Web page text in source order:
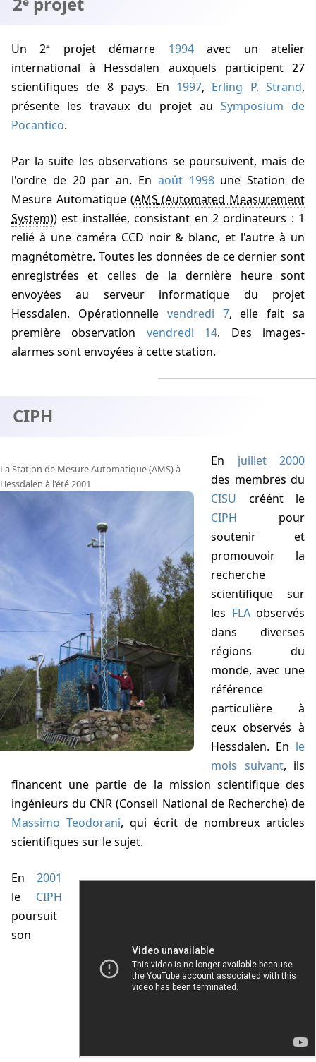
Un 2ᵉ projet démarre 1994avec un atelier
international à Hessdalen auxquels participent 27
scientifiques de 8 pays. En 1997, Erling P. Strand,
présente les travaux du projet au Symposium de
Pocantico.
Par la suite les observations se poursuivent, mais de
l'ordre de 20 par an. En août 1998une Station de
Mesure Automatique (AMS
) est installée, consistant en 2 ordinateurs : 1
relié à une caméra CCD noir & blanc, et l'autre à un
magnétomètre. Toutes les données de ce dernier sont
enregistrées et celles de la dernière heure sont
envoyées au serveur informatique du projet
Hessdalen. Opérationnelle vendredi 7, elle fait sa
première observation vendredi 14. Des images-
alarmes sont envoyées à cette station.
CIPH
La Station de Mesure Automatique (AMS) à
Hessdalen à l'été 2001
En juillet 2000
des membres du
CISU créént le
CIPH pour
soutenir et
promouvoir la
recherche
scientifique sur
les FLAobservés
dans diverses
régions du
monde, avec une
référence
particulière à
ceux observés à
Hessdalen. En le
mois suivant, ils
financent une partie de la mission scientifique des
ingénieurs du CNR (Conseil National de Recherche) de
Massimo Teodorani, qui écrit de nombreux articles
scientifiques sur le sujet.
En 2001
le CIPH
poursuit
son